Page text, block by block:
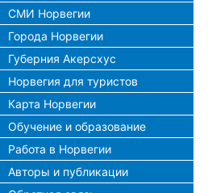
СМИ Норвегии
Города Норвегии
Губерния Акерсхус
Норвегия для туристов
Карта Норвегии
Обучение и образование
Работа в Норвегии
Авторы и публикации